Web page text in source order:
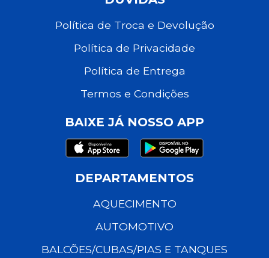
Política de Troca e Devolução
Política de Privacidade
Política de Entrega
Termos e Condições
BAIXE JÁ NOSSO APP
DEPARTAMENTOS
AQUECIMENTO
AUTOMOTIVO
BALCÕES/CUBAS/PIAS E TANQUES